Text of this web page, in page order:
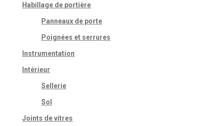
Habillage de portière
Panneaux de porte
Poignées et serrures
Instrumentation
Intérieur
Sellerie
Sol
Joints de vitres